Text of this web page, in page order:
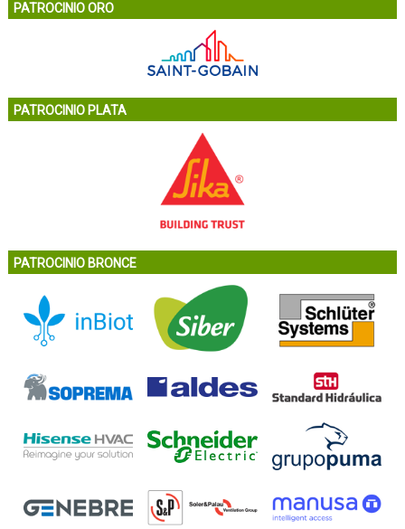
PATROCINIO ORO
PATROCINIO PLATA
PATROCINIO BRONCE